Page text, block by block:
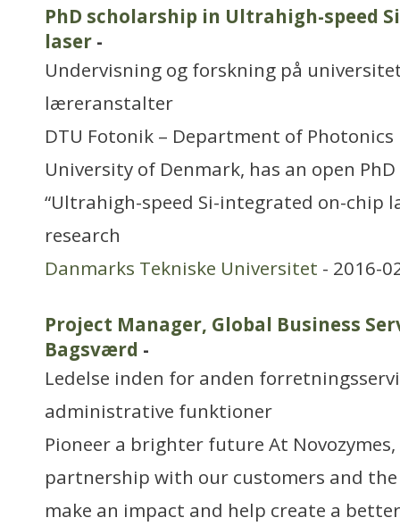
PhD scholarship in Ultrahigh-speed
laser -
Undervisning og forskning på
læreranstalter
DTU Fotonik – Department of
University of Denmark, has an open
“Ultrahigh-speed Si-integrated on-chip
research
Danmarks Tekniske Universitet - 2016-
Project Manager, Global Business
Bagsværd -
Ledelse inden for anden
administrative funktioner
Pioneer a brighter future At
partnership with our customers and
make an impact and help create a